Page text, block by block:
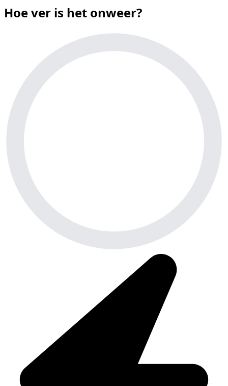
Hoe ver is het onweer?